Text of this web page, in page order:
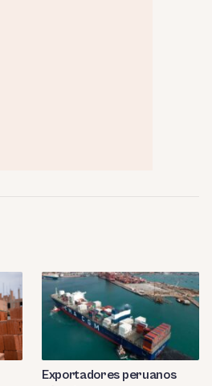
Exportadores peruanos